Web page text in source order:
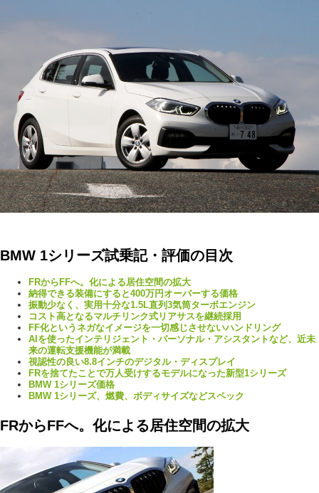
BMW 1シリーズ試乗記・評価の目次
FRからFFへ。化による居住空間の拡大
納得できる装備にすると400万円オーバーする価格
振動少なく、実用十分な1.5L直列3気筒ターボエンジン
コスト高となるマルチリンク式リアサスを継続採用
FF化というネガなイメージを一切感じさせないハンドリング
AIを使ったインテリジェント・パーソナル・アシスタントなど、近未
来の運転支援機能が満載
視認性の良い8.8インチのデジタル・ディスプレイ
FRを捨てたことで万人受けするモデルになった新型1シリーズ
BMW 1シリーズ価格
BMW 1シリーズ、燃費、ボディサイズなどスペック
FRからFFへ。化による居住空間の拡大